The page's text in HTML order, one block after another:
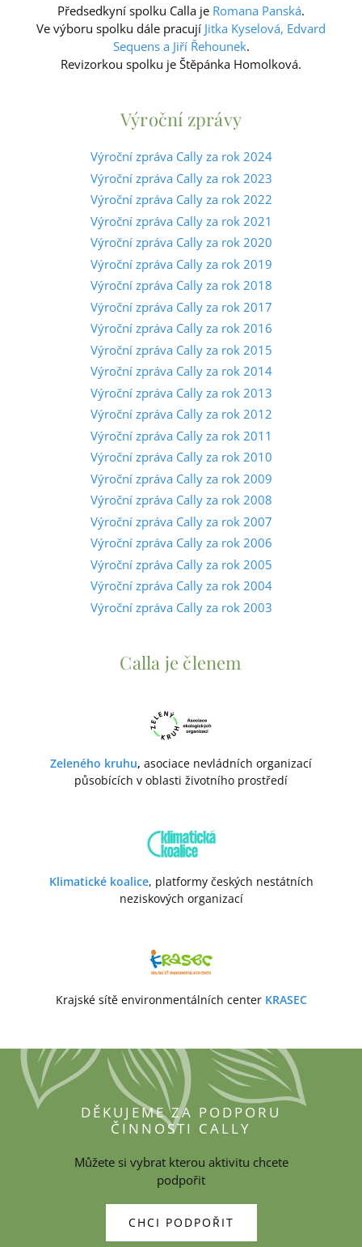
Předsedkyní spolku Calla je Romana Panská.
Ve výboru spolku dále pracují Jitka Kyselová, Edvard
Sequens a Jiří Řehounek.
Revizorkou spolku je Štěpánka Homolková.
Výroční zprávy
Výroční zpráva Cally za rok 2024
Výroční zpráva Cally za rok 2023
Výroční zpráva Cally za rok 2022
Výroční zpráva Cally za rok 2021
Výroční zpráva Cally za rok 2020
Výroční zpráva Cally za rok 2019
Výroční zpráva Cally za rok 2018
Výroční zpráva Cally za rok 2017
Výroční zpráva Cally za rok 2016
Výroční zpráva Cally za rok 2015
Výroční zpráva Cally za rok 2014
Výroční zpráva Cally za rok 2013
Výroční zpráva Cally za rok 2012
Výroční zpráva Cally za rok 2011
Výroční zpráva Cally za rok 2010
Výroční zpráva Cally za rok 2009
Výroční zpráva Cally za rok 2008
Výroční zpráva Cally za rok 2007
Výroční zpráva Cally za rok 2006
Výroční zpráva Cally za rok 2005
Výroční zpráva Cally za rok 2004
Výroční zpráva Cally za rok 2003
Calla je členem
Zeleného kruhu, asociace nevládních organizací
působících v oblasti životního prostředí
Klimatické koalice, platformy českých nestátních
neziskových organizací
Krajské sítě environmentálních center KRASEC
DĚKUJEME ZA PODPORU
ČINNOSTI CALLY
Můžete si vybrat kterou aktivitu chcete
podpořit
CHCI PODPOŘIT